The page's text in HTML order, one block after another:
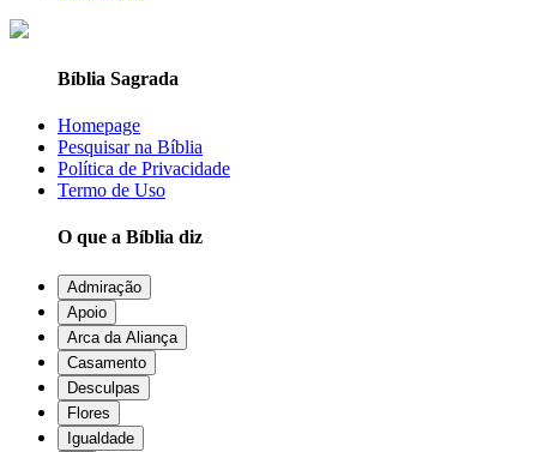
Bíblia Sagrada
Homepage
Pesquisar na Bíblia
Política de Privacidade
Termo de Uso
O que a Bíblia diz
Admiração
Apoio
Arca da Aliança
Casamento
Desculpas
Flores
Igualdade